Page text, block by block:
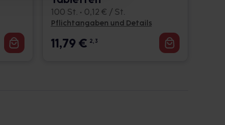
100 St. • 0,12 € / St.
Pflichtangaben und Details
11,79€ 2, 3